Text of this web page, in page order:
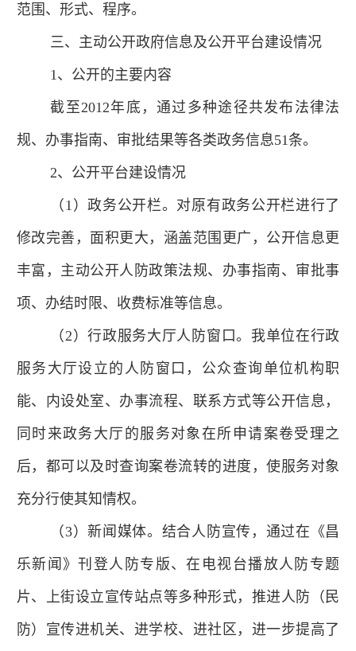
范围、形式、程序。
三、主动公开政府信息及公开平台建设情况
1、公开的主要内容
截至2012年底，通过多种途径共发布法律法
规、办事指南、审批结果等各类政务信息51条。
2、公开平台建设情况
（1）政务公开栏。对原有政务公开栏进行了
修改完善，面积更大，涵盖范围更广，公开信息更
丰富，主动公开人防政策法规、办事指南、审批事
项、办结时限、收费标准等信息。
（2）行政服务大厅人防窗口。我单位在行政
服务大厅设立的人防窗口，公众查询单位机构职
能、内设处室、办事流程、联系方式等公开信息，
同时来政务大厅的服务对象在所申请案卷受理之
后，都可以及时查询案卷流转的进度，使服务对象
充分行使其知情权。
（3）新闻媒体。结合人防宣传，通过在《昌
乐新闻》刊登人防专版、在电视台播放人防专题
片、上街设立宣传站点等多种形式，推进人防（民
防）宣传进机关、进学校、进社区，进一步提高了